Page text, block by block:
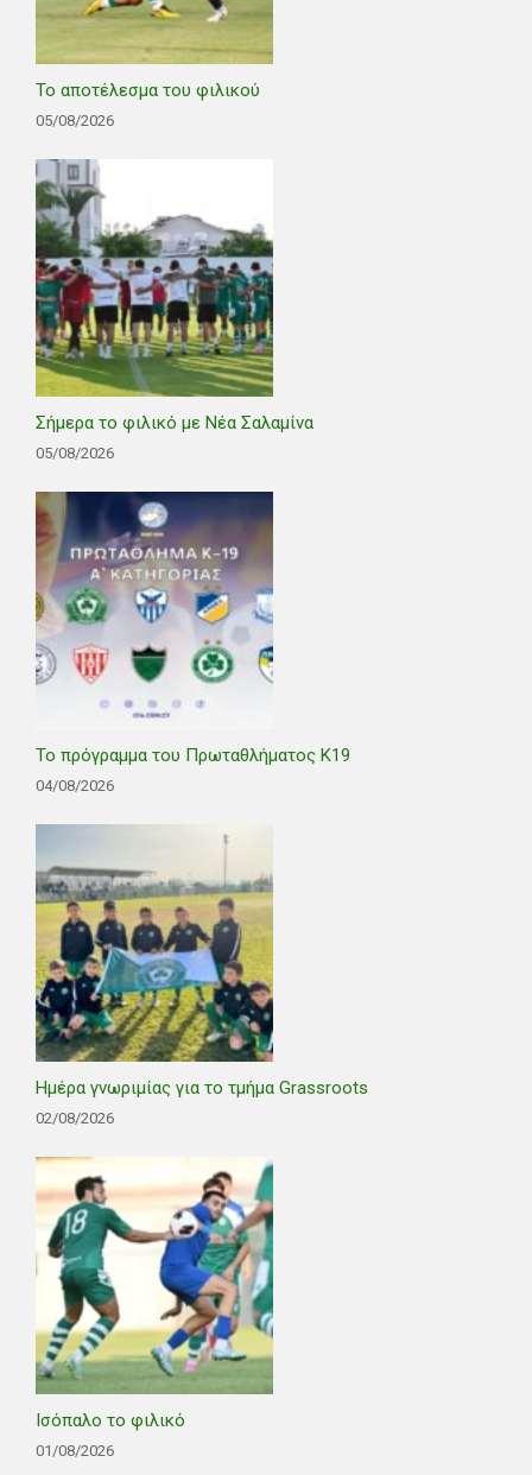
Το αποτέλεσμα του φιλικού
05/08/2026
Σήμερα το φιλικό με Νέα Σαλαμίνα
05/08/2026
Το πρόγραμμα του Πρωταθλήματος Κ19
04/08/2026
Ημέρα γνωριμίας για το τμήμα Grassroots
02/08/2026
Ισόπαλο το φιλικό
01/08/2026